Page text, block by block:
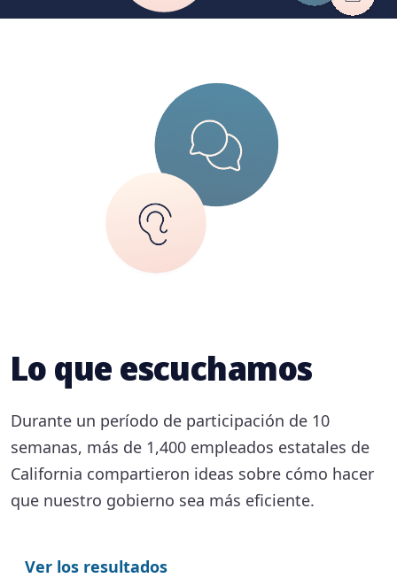
Lo que escuchamos
Durante un período de participación de 10
semanas, más de 1,400 empleados estatales de
California compartieron ideas sobre cómo hacer
que nuestro gobierno sea más eficiente.
Ver los resultados